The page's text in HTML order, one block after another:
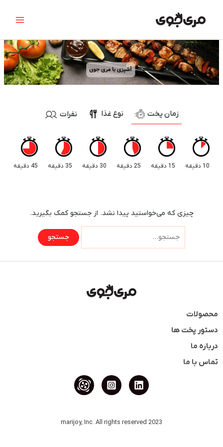
Menu
زمان پخت
10 دقیقه 15 دقیقه 25 دقیقه 30 دقیقه 35 دقیقه 45 دقیقه
نوع غذا نفرات
چیزی که می‌خواستید پیدا نشد. از جستجو کمک بگیرید.
برای:
محصولات
دستور پخت ها
درباره ما
تماس با ما
2023 marijoy, Inc. All rights reserved